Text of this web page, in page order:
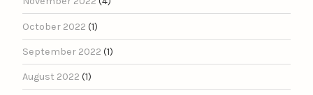
October 2022 (1)
September 2022 (1)
August 2022 (1)